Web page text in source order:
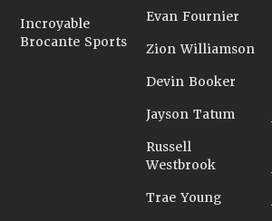
Incroyable
Brocante Sports
Evan Fournier
Zion Williamson
Devin Booker
Jayson Tatum
Russell
Westbrook
Trae Young